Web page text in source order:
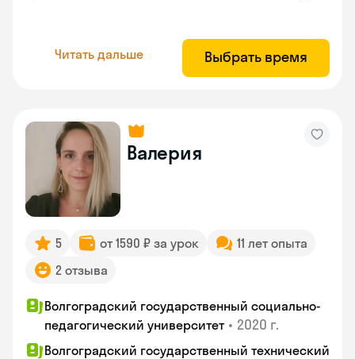
Читать дальше Выбрать время
Валерия
5 от 1590 ₽ за урок
11 лет опыта
2 отзыва
Волгоградский государственный социально-
педагогический университет • 2020 г.
Волгоградский государственный технический